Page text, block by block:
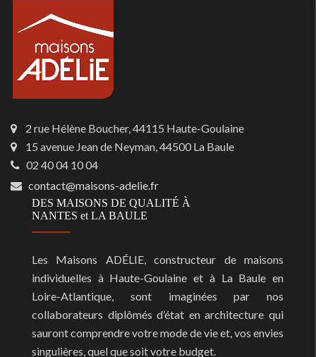
2 rue Hélène Boucher, 44115 Haute-Goulaine
15 avenue Jean de Neyman, 44500 La Baule
02 40 04 10 04
contact@maisons-adelie.fr
DES MAISONS DE QUALITÉ À
NANTES et LA BAULE
Les Maisons ADÉLIE, constructeur de maisons
individuelles à Haute-Goulaine et à La Baule en
Loire-Atlantique, sont imaginées par nos
collaborateurs diplômés d’état en architecture qui
sauront comprendre votre mode de vie et, vos envies
singulières, quel que soit votre budget.